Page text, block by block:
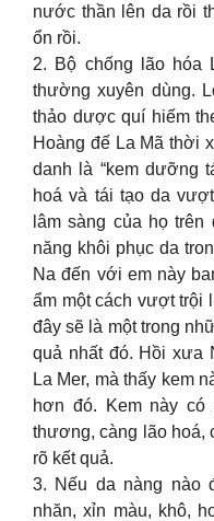
nước thần lên da rồi
ổn rồi.
2. Bộ chống lão hóa
thường xuyên dùng.
thảo dược quí hiếm
Hoàng đế La Mã thời
danh là “kem dưỡng
hoá và tái tạo da
lâm sàng của họ
năng khôi phục da
Na đến với em này
ẩm một cách vượt trội
đây sẽ là một trong
quả nhất đó. Hồi xưa
La Mer, mà thấy kem
hơn đó. Kem này có
thương, càng lão hoá,
rõ kết quả.
3. Nếu da nàng nào
nhăn, xỉn màu, khô,